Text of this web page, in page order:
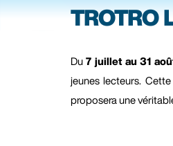
TROTRO
Du7 juillet au 31
jeunes lecteurs.
proposera une